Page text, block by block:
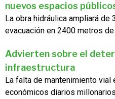
nuevos espacios
La obra hidráulica ampliará
evacuación en 2400 metros de
Advierten sobre el
infraestructura
La falta de mantenimiento
económicos diarios